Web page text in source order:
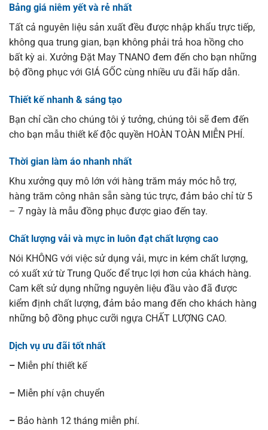
Bảng giá niêm yết và rẻ nhất
Tất cả nguyên liệu sản xuất đều được nhập khẩu trực tiếp,
không qua trung gian, bạn không phải trả hoa hồng cho
bất kỳ ai. Xưởng Đặt May TNANO đem đến cho bạn những
bộ đồng phục với GIÁ GỐC cùng nhiều ưu đãi hấp dẫn.
Thiết kế nhanh & sáng tạo
Bạn chỉ cần cho chúng tôi ý tưởng, chúng tôi sẽ đem đến
cho bạn mẫu thiết kế độc quyền HOÀN TOÀN MIỄN PHÍ.
Thời gian làm áo nhanh nhất
Khu xưởng quy mô lớn với hàng trăm máy móc hỗ trợ,
hàng trăm công nhân sẵn sàng túc trực, đảm bảo chỉ từ 5
– 7 ngày là mẫu đồng phục được giao đến tay.
Chất lượng vải và mực in luôn đạt chất lượng cao
Nói KHÔNG với việc sử dụng vải, mực in kém chất lượng,
có xuất xứ từ Trung Quốc để trục lợi hơn của khách hàng.
Cam kết sử dụng những nguyên liệu đầu vào đã được
kiểm định chất lượng, đảm bảo mang đến cho khách hàng
những bộ đồng phục cưỡi ngựa CHẤT LƯỢNG CAO.
Dịch vụ ưu đãi tốt nhất
– Miễn phí thiết kế
– Miễn phí vận chuyển
– Bảo hành 12 tháng miễn phí.